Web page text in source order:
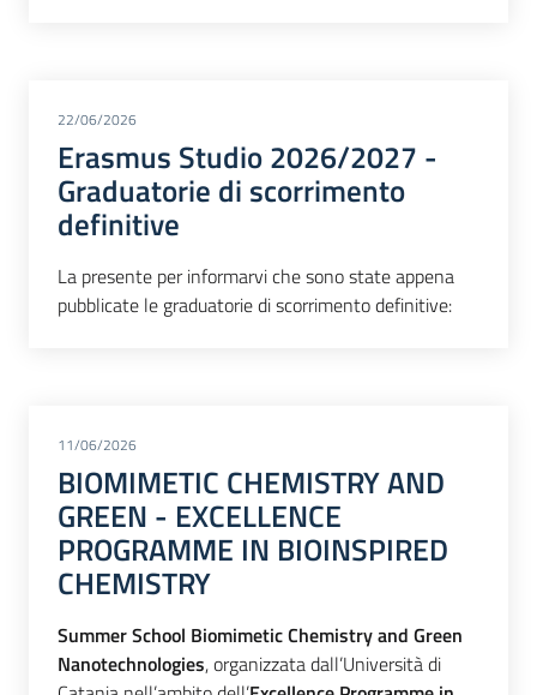
22/06/2026
Erasmus Studio 2026/2027 -
Graduatorie di scorrimento
definitive
La presente per informarvi che sono state appena
pubblicate le graduatorie di scorrimento definitive:
11/06/2026
BIOMIMETIC CHEMISTRY AND
GREEN - EXCELLENCE
PROGRAMME IN BIOINSPIRED
CHEMISTRY
Summer School Biomimetic Chemistry and Green
Nanotechnologies, organizzata dall’Università di